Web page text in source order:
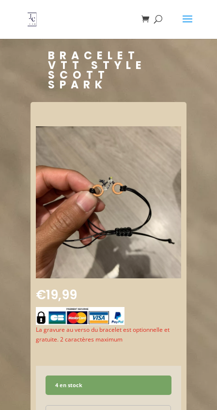
BRACELET
VTT STYLE
SCOTT
SPARK
€19,99
La gravure au verso du bracelet est optionnelle et
gratuite. 2 caractères maximum
4 en stock